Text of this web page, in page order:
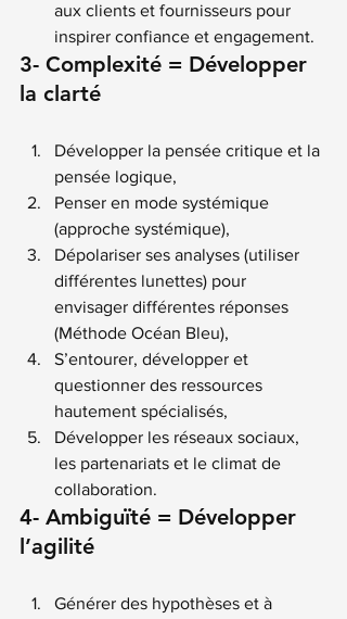
aux clients et fournisseurs pour
inspirer confiance et engagement.
3- Complexité = Développer
la clarté
Développer la pensée critique et la
pensée logique,
Penser en mode systémique
(approche systémique),
Dépolariser ses analyses (utiliser
différentes lunettes) pour
envisager différentes réponses
(Méthode Océan Bleu),
S’entourer, développer et
questionner des ressources
hautement spécialisés,
Développer les réseaux sociaux,
les partenariats et le climat de
collaboration.
4- Ambiguïté = Développer
l’agilité
Générer des hypothèses et à